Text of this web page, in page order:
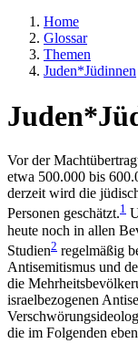
Home
Glossar
Themen
Juden*Jüdinnen
Vor der
etwa 500.000 bis
derzeit wird die
Personen geschätzt.1
heute noch in allen
Studien2 regelmäßig
Antisemitismus und
die
israelbezogenen
die im Folgenden